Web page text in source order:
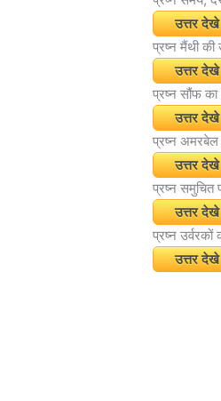
उत्तर देखे
प्रष्न मैंथी
उत्तर देखे
प्रष्न सौंफ
उत्तर देखे
प्रष्न
उत्तर देखे
प्रष्न समुचित
उत्तर देखे
प्रष्न
उत्तर देखे